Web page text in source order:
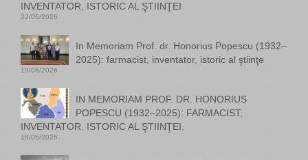
INVENTATOR, ISTORIC AL ŞTIINŢEI
22/06/2026
In Memoriam Prof. dr. Honorius Popescu (1932–
2025): farmacist, inventator, istoric al ştiinţe
19/06/2026
IN MEMORIAM PROF. DR. HONORIUS
POPESCU (1932–2025): FARMACIST,
INVENTATOR, ISTORIC AL ŞTIINŢEI.
18/06/2026